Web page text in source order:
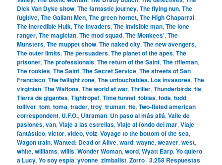
Dick Van Dyke show,The fantastic journey,The flying nun,The
fugitive,The Gallant Men,The green hornet,The High Chaparral,
The incredible Hulk,The invaders,The invisible man,The lone
ranger,The magician,The mod squad,The Monkees’,The
Munsters,The muppet show,The naked city,The new avengers,
The outer limits,The persuaders,The planet of the apes,The
prisoner,The professionals,The return of the Saint,The rifleman,
The rookies,The Saint,The Secret Service,The streets of San
Francisco,The twilight zone,The untouchables. Los invasores,The
virginian,The Waltons,The world at war,Thriller,Thunderbirds,tia,
Tierra de gigantes,Tightrope!,Time tunnel,tobias,toda,todd,
tolliver,tom,toma,trader,troy,truman,tte,Two-fisted american
correspondent, U.F.O., Ultraman, Un paso al más allá,Valle de
pasiones,van,Viaje a las estrellas,Viaje al fondo del mar,Viaje
fantástico,victor,video,volz,Voyage to the bottom of the sea,
Wagon train,Wanted: Dead or Alive,ward,wayne,weaver,west,
white,williams,willis,Wonder Woman,word,Wyatt Earp,Yo quiero
a Lucy,Yo soy espía,yvonne,zimbalist,Zorro |3.258 Respuestas